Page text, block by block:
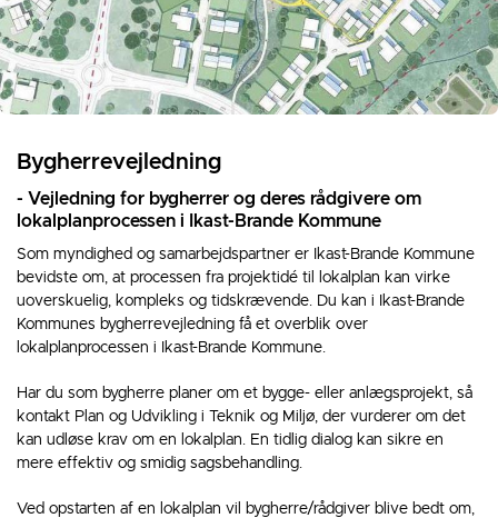
Bygherrevejledning
- Vejledning for bygherrer og deres rådgivere om
lokalplanprocessen i Ikast-Brande Kommune
Som myndighed og samarbejdspartner er Ikast-Brande Kommune
bevidste om, at processen fra projektidé til lokalplan kan virke
uoverskuelig, kompleks og tidskrævende. Du kan i Ikast-Brande
Kommunes bygherrevejledning få et overblik over
lokalplanprocessen i Ikast-Brande Kommune.
Har du som bygherre planer om et bygge- eller anlægsprojekt, så
kontakt Plan og Udvikling i Teknik og Miljø, der vurderer om det
kan udløse krav om en lokalplan. En tidlig dialog kan sikre en
mere effektiv og smidig sagsbehandling.
Ved opstarten af en lokalplan vil bygherre/rådgiver blive bedt om,